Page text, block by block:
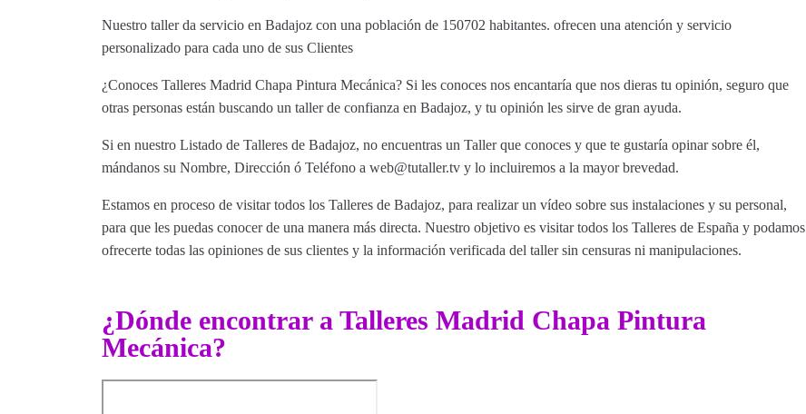
Nuestro taller da servicio en Badajoz con una población de 150702 habitantes. ofrecen una atención y servicio
personalizado para cada uno de sus Clientes
¿Conoces Talleres Madrid Chapa Pintura Mecánica? Si les conoces nos encantaría que nos dieras tu opinión, seguro que
otras personas están buscando un taller de confianza en Badajoz, y tu opinión les sirve de gran ayuda.
Si en nuestro Listado de Talleres de Badajoz, no encuentras un Taller que conoces y que te gustaría opinar sobre él,
mándanos su Nombre, Dirección ó Teléfono a web@tutaller.tv y lo incluiremos a la mayor brevedad.
Estamos en proceso de visitar todos los Talleres de Badajoz, para realizar un vídeo sobre sus instalaciones y su personal,
para que les puedas conocer de una manera más directa. Nuestro objetivo es visitar todos los Talleres de España y podamos
ofrecerte todas las opiniones de sus clientes y la información verificada del taller sin censuras ni manipulaciones.
¿Dónde encontrar a Talleres Madrid Chapa Pintura
Mecánica?